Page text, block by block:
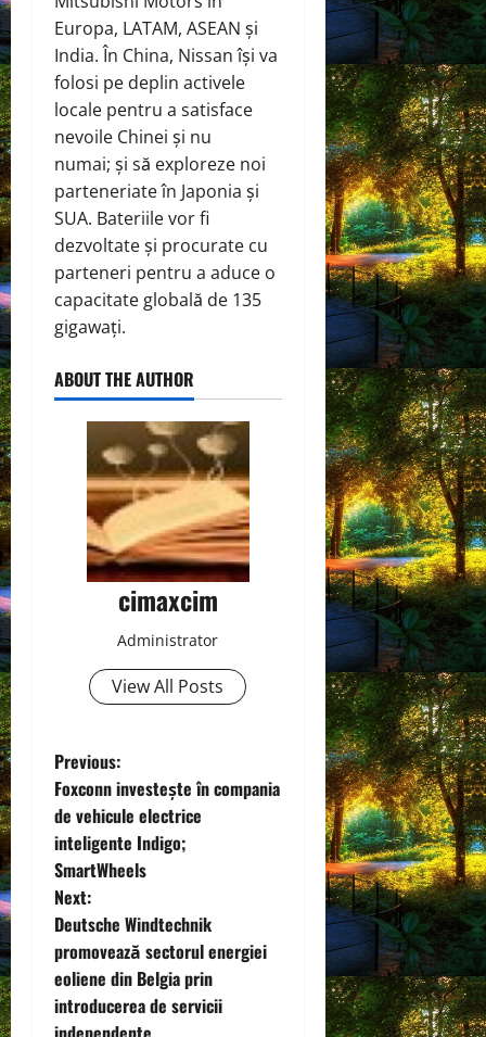
Europa, LATAM, ASEAN și
India. În China, Nissan își va
folosi pe deplin activele
locale pentru a satisface
nevoile Chinei și nu
numai; și să exploreze noi
parteneriate în Japonia și
SUA. Bateriile vor fi
dezvoltate și procurate cu
parteneri pentru a aduce o
capacitate globală de 135
gigawați.
ABOUT THE AUTHOR
cimaxcim
Administrator
View All Posts
P
o
s
t
n
a
Previous:
Foxconn investește în compania
de vehicule electrice
inteligente Indigo;
SmartWheels
Next:
Deutsche Windtechnik
promovează sectorul energiei
eoliene din Belgia prin
introducerea de servicii